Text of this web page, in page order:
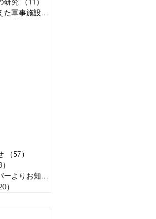
外からの来襲に備えた軍事施設の研究
（57）
）
プロジェクトメンバーよりお知らせ
）